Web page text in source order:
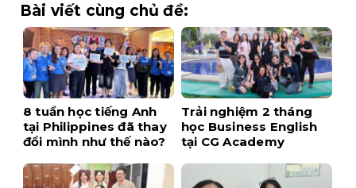
Bài viết cùng chủ đề:
8 tuần học tiếng Anh
tại Philippines đã thay
đổi mình như thế nào?
Trải nghiệm 2 tháng
học Business English
tại CG Academy